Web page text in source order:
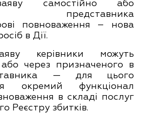
самостійно або
представника
повноваження – нова
в Дії.
керівники можуть
або через призначеного в
— для цього
окремий функціонал
в складі послуг
Реєстру збитків.